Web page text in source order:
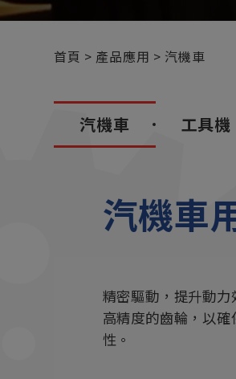
首頁 產品應用 汽機車
汽機車 工具機
汽機車
精密驅動，提升動
高精度的齒輪，以
性。